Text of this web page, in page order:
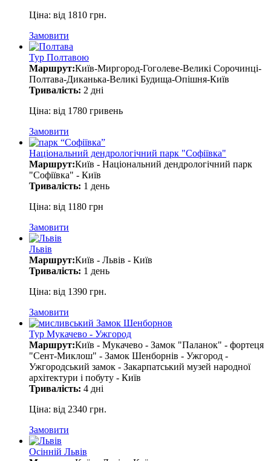
Ціна: від 1810 грн.
Замовити
Тур Полтавою
Маршрут:Київ-Миргород-Гоголеве-Великі Сорочинці-
Полтава-Диканька-Великі Будища-Опішня-Київ
Тривалість: 2 дні
Ціна: від 1780 гривень
Замовити
Національний дендрологічний парк "Софіївка"
Маршрут:Київ - Національний дендрологічний парк
"Софіївка" - Київ
Тривалість: 1 день
Ціна: від 1180 грн
Замовити
Львів
Маршрут:Київ - Львів - Київ
Тривалість: 1 день
Ціна: від 1390 грн.
Замовити
Тур Мукачево - Ужгород
Маршрут:Київ - Мукачево - Замок "Паланок" - фортеця
"Сент-Миклош" - Замок Шенборнів - Ужгород -
Ужгородський замок - Закарпатський музей народної
архітектури і побуту - Київ
Тривалість: 4 дні
Ціна: від 2340 грн.
Замовити
Осінній Львів